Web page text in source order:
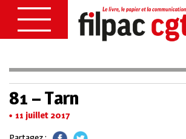
81 – Tarn
11 juillet 2017